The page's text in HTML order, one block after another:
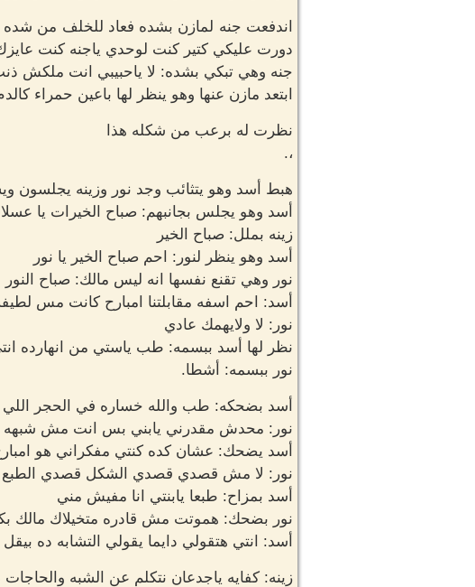
اندفعت جنه لمازن بشده فعاد للخلف من شده
دورت عليكي كتير كنت لوحدي ياجنه كنت
جنه وهي تبكي بشده: لا ياحبيبي انت ملكش
ابتعد مازن عنها وهو ينظر لها باعين حمراء
نظرت له برعب من شكله هذا
،.
هبط أسد وهو يتثائب وجد نور وزينه يجلسون
أسد وهو يجلس بجانبهم: صباح الخيرات يا
زينه بملل: صباح الخير
أسد وهو ينظر لنور: احم صباح الخير يا نور
نور وهي تقنع نفسها انه ليس مالك: صباح النور
أسد: احم اسفه مقابلتنا امبارح كانت مس
نور: لا ولايهمك عادي
نظر لها أسد ببسمه: طب ياستي من انهارده
نور ببسمه: أشطا.
أسد بضحكه: طب والله خساره في الحجر
نور: محدش مقدرني يابني بس انت مش
أسد يضحك: عشان كده كنتي مفكراني هو
نور: لا مش قصدي قصدي الشكل قصدي الطبع
أسد بمزاح: طبعا يابنتي انا مفيش مني
نور بضحك: هموتت مش قادره متخيلاك مالك
أسد: انتي هتقولي دايما يقولي التشابه ده
زينه: كفايه ياجدعان نتكلم عن الشبه